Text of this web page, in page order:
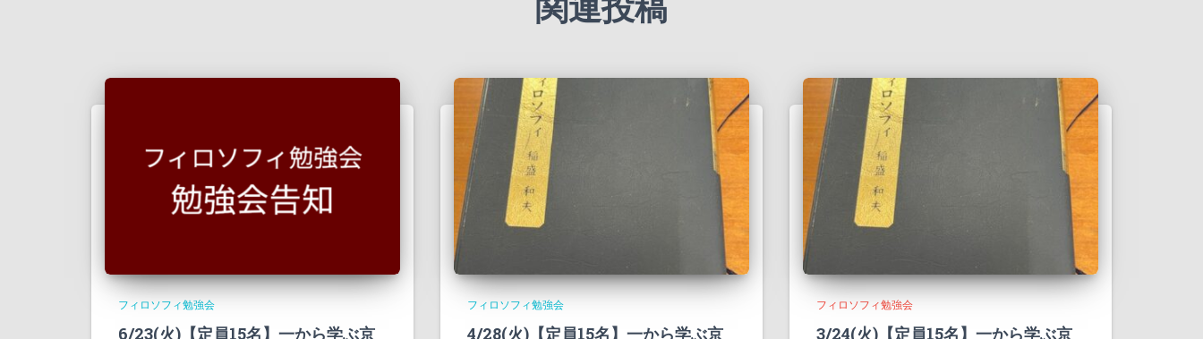
フィロソフィ勉強会
6/23(火)【定員15名】一から学ぶ京
フィロソフィ勉強会
4/28(火)【定員15名】一から学ぶ京
フィロソフィ勉強会
3/24(火)【定員15名】一から学ぶ京